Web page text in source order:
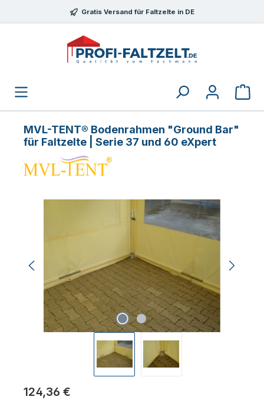
Zum Hauptinhalt springenGratis Versand für Faltzelte in DE
MVL-TENT® Bodenrahmen "Ground Bar"
für Faltzelte | Serie 37 und 60 eXpert
Regulärer Preis:
124,36 €